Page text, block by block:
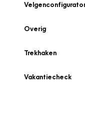
Overig
Trekhaken
Vakantiecheck